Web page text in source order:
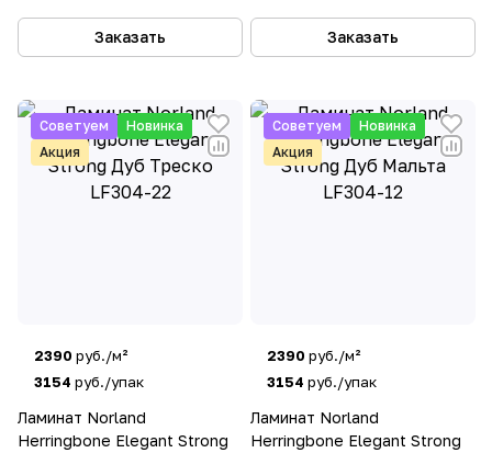
Заказать Заказать
Советуем
Новинка
Акция
2390 руб./м²
3154 руб./упак
Ламинат Norland
Herringbone Elegant Strong
Советуем
Новинка
Акция
2390 руб./м²
3154 руб./упак
Ламинат Norland
Herringbone Elegant Strong